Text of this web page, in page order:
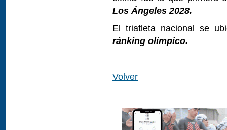
Los Ángeles 2028.
El triatleta nacional se
ránking olímpico.
Volver